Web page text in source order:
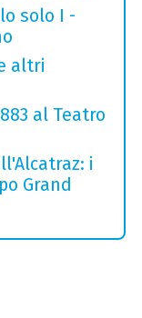
solo I -
altri
al Teatro
i
Grand